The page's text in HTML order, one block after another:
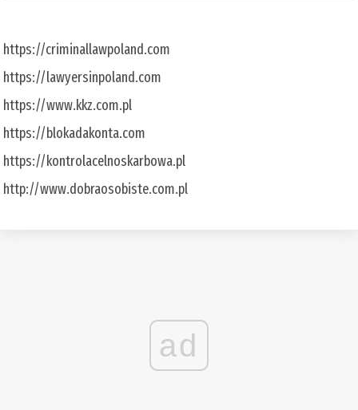
https://criminallawpoland.com
https://lawyersinpoland.com
https://www.kkz.com.pl
https://blokadakonta.com
https://kontrolacelnoskarbowa.pl
http://www.dobraosobiste.com.pl
ad